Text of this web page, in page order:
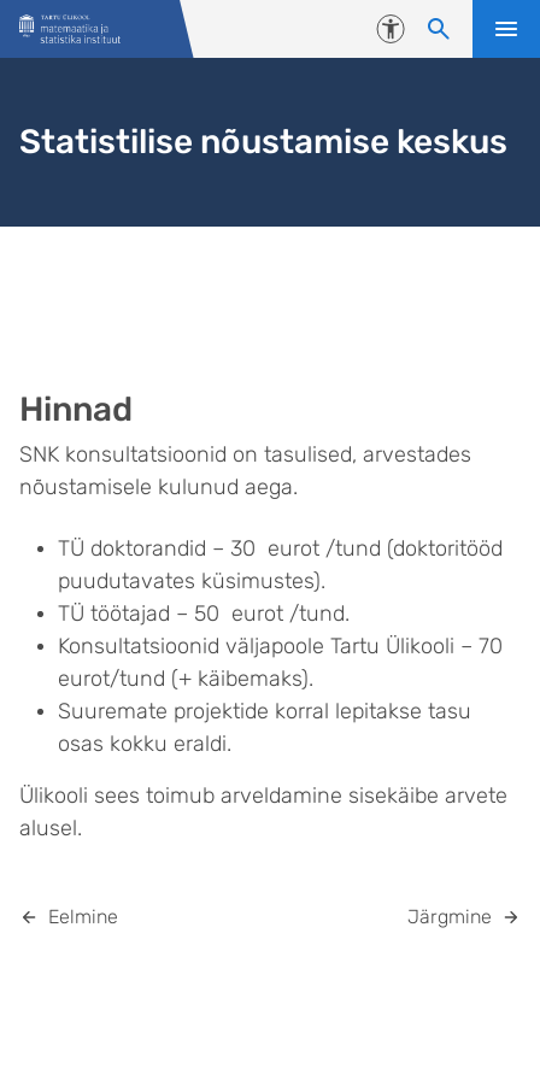
Liigu edasi põhisisu juurde
Juurdepääsetavus
Statistilise nõustamise keskus
Hinnad
SNK konsultatsioonid on tasulised, arvestades
nõustamisele kulunud aega.
TÜ doktorandid – 30 eurot /tund (doktoritööd
puudutavates küsimustes).
TÜ töötajad – 50 eurot /tund.
Konsultatsioonid väljapoole Tartu Ülikooli – 70
eurot/tund (+ käibemaks).
Suuremate projektide korral lepitakse tasu
osas kokku eraldi.
Ülikooli sees toimub arveldamine sisekäibe arvete
alusel.
Eelmine Järgmine